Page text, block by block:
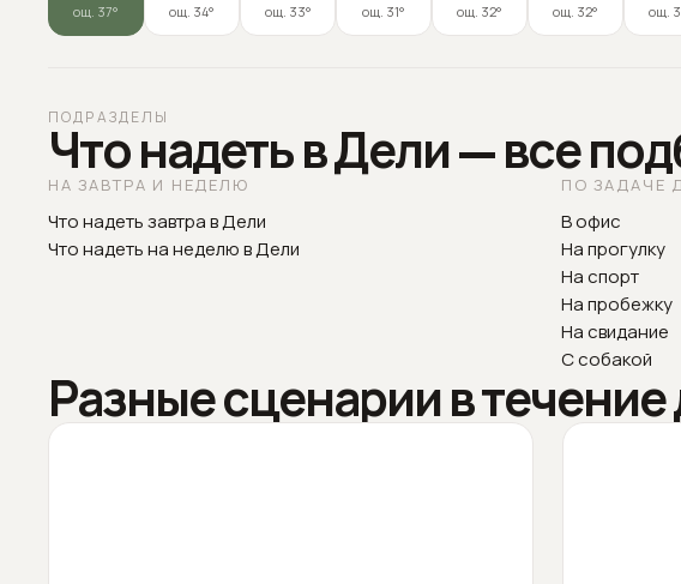
ощ. 37° ощ. 34° ощ. 33° ощ. 31° ощ. 32° ощ. 32° ощ.
ПОДРАЗДЕЛЫ
Что надеть в Дели — все
НА ЗАВТРА И НЕДЕЛЮ
Что надеть завтра в Дели
Что надеть на неделю в Дели
ПО ЗАДАЧЕ
В офис
На прогулку
На спорт
На пробежку
На свидание
С собакой
Разные сценарии в течение